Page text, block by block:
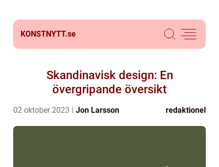
KONSTNYTT.se
Skandinavisk design: En
övergripande översikt
02 oktober 2023 Jon Larsson redaktionel